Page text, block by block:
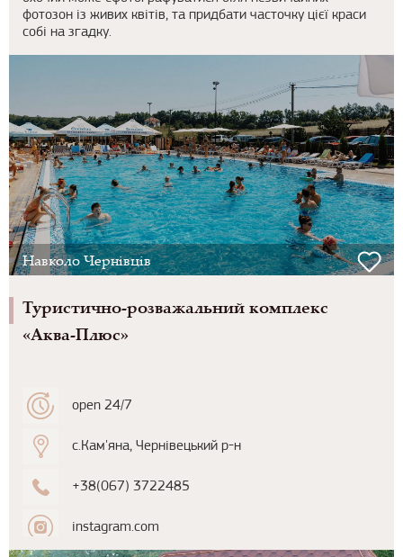
фотозон із живих квітів, та придбати часточку цієї краси
собі на згадку.
Навколо Чернівців
Туристично-розважальний комплекс
«Аква-Плюс»
open 24/7
с.Кам'яна, Чернівецький р-н
+38(067) 3722485
instagram.com